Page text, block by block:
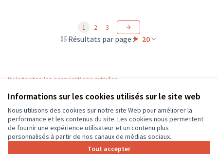
Informations sur les cookies utilisés sur le site web
Nous utilisons des cookies sur notre site Web pour améliorer la
performance et les contenus du site. Les cookies nous permettent
de fournir une expérience utilisateur et un contenu plus
personnalisés à partir de nos canaux de médias sociaux.
Tout accepter
Résultats par page : 20
1 2 3
Voir toutes les propositions retirées
Conditions d'utilisation
Paramètres des cookies
CD37 sur X
(Lien externe)
CD37 sur Facebook
CD37 sur Instagram
CD37 sur YouTube
(Lien externe)